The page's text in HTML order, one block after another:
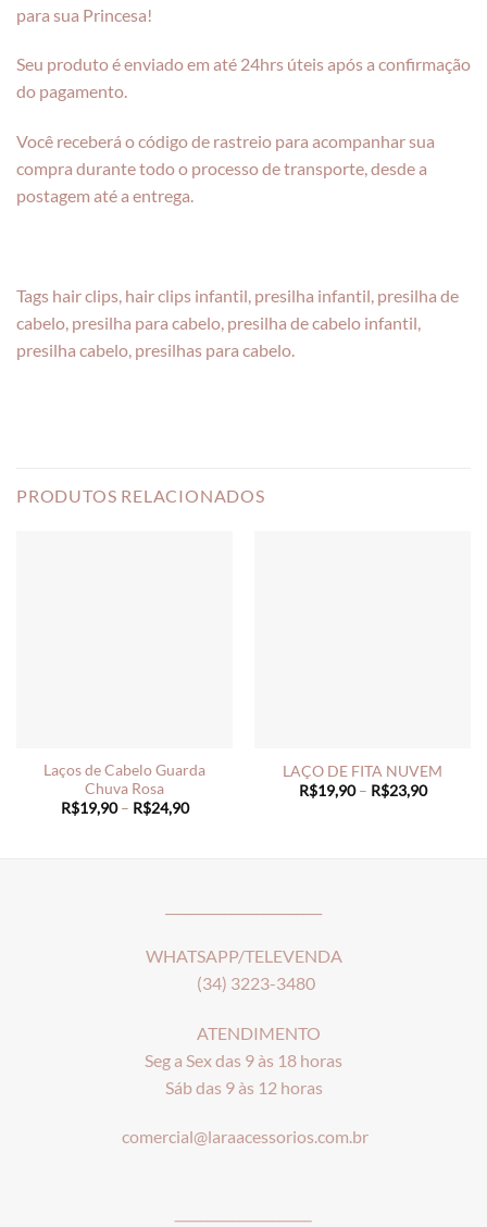
para sua Princesa!
Seu produto é enviado em até 24hrs úteis após a confirmação
do pagamento.
Você receberá o código de rastreio para acompanhar sua
compra durante todo o processo de transporte, desde a
postagem até a entrega.
Tags hair clips, hair clips infantil, presilha infantil, presilha de
cabelo, presilha para cabelo, presilha de cabelo infantil,
presilha cabelo, presilhas para cabelo.
PRODUTOS RELACIONADOS
Laços de Cabelo Guarda
Chuva Rosa
R$19,90 – R$24,90Price
LAÇO DE FITA NUVEM
R$19,90 – R$23,90Price
WHATSAPP/TELEVENDA
(34) 3223-3480
ATENDIMENTO
Seg a Sex das 9 às 18 horas
Sáb das 9 às 12 horas
comercial@laraacessorios.com.br